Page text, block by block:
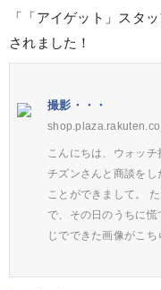
「「アイゲット」スタ
されました！
撮影・・・
こんにちは、ウォッ
チズンさんと商談を
ことができまして。
で、その日のうちに
じでできた画像がこ